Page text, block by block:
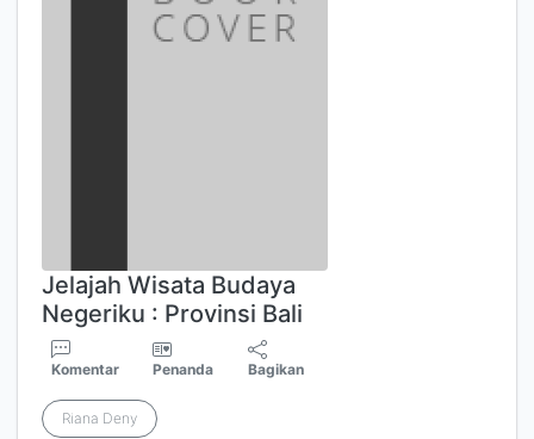
Jelajah Wisata Budaya
Negeriku : Provinsi Bali
Komentar Penanda Bagikan
Riana Deny